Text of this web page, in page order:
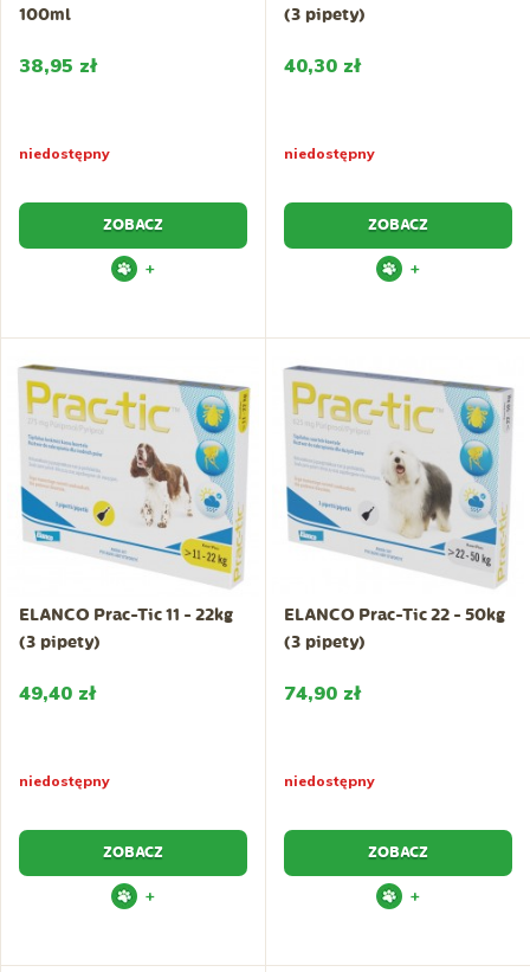
100ml
38,95 zł
niedostępny
ZOBACZ
+
(3 pipety)
40,30 zł
niedostępny
ZOBACZ
+
ELANCO Prac-Tic 11 - 22kg
(3 pipety)
49,40 zł
niedostępny
ZOBACZ
+
ELANCO Prac-Tic 22 - 50kg
(3 pipety)
74,90 zł
niedostępny
ZOBACZ
+